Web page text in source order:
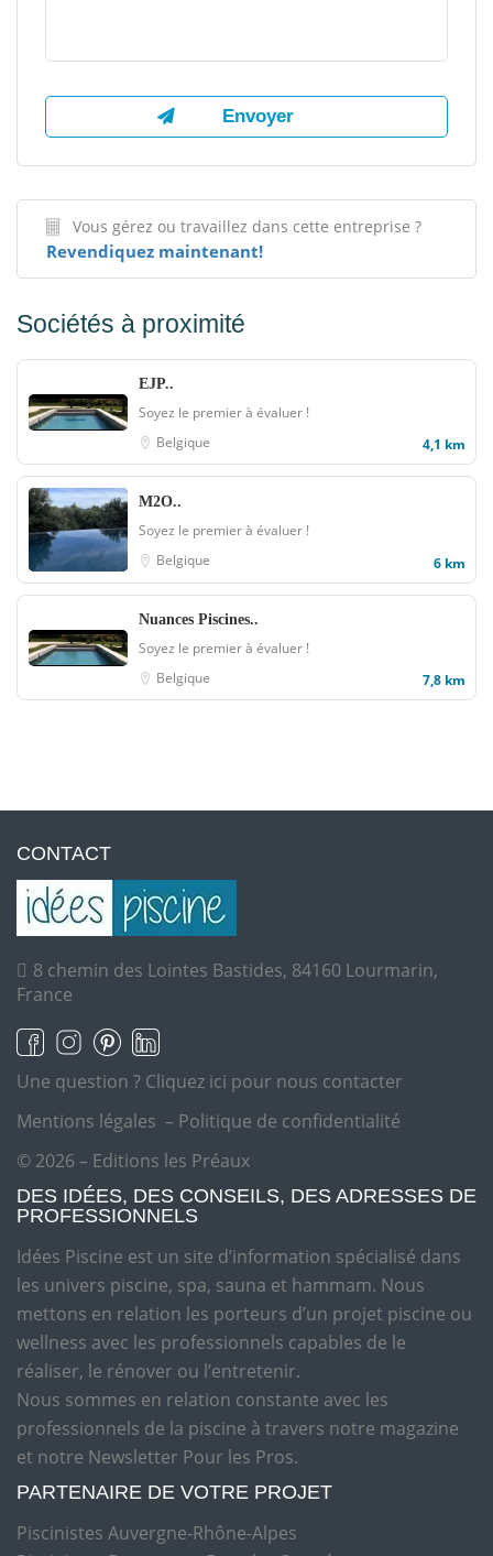
Vous gérez ou travaillez dans cette entreprise ?
Revendiquez maintenant!
Sociétés à proximité
EJP..
Soyez le premier à évaluer !
Belgique
4,1 km
M2O..
Soyez le premier à évaluer !
Belgique
6 km
Nuances Piscines..
Soyez le premier à évaluer !
Belgique
7,8 km
CONTACT
8 chemin des Lointes Bastides, 84160 Lourmarin,
France
Une question ? Cliquez ici pour nous contacter
Mentions légales – Politique de confidentialité
© 2026 – Editions les Préaux
DES IDÉES, DES CONSEILS, DES ADRESSES DE
PROFESSIONNELS
Idées Piscine est un site d’information spécialisé dans
les univers piscine, spa, sauna et hammam. Nous
mettons en relation les porteurs d’un projet piscine ou
wellness avec les professionnels capables de le
réaliser, le rénover ou l’entretenir.
Nous sommes en relation constante avec les
professionnels de la piscine à travers notre magazine
et notre Newsletter Pour les Pros.
PARTENAIRE DE VOTRE PROJET
Piscinistes Auvergne-Rhône-Alpes